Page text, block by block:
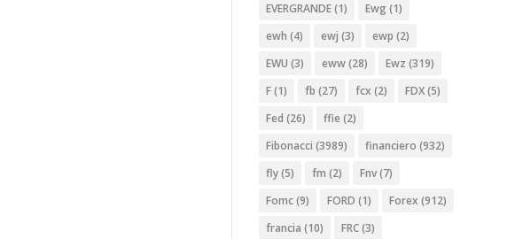
EVERGRANDE(1) Ewg (1)
ewh (4) ewj (3) ewp (2)
EWU (3) eww(28) Ewz (319)
F(1) fb (27) fcx (2) FDX(5)
Fed (26) ffie (2)
Fibonacci (3989) financiero (932)
fly(5) fm (2) Fnv(7)
Fomc(9) FORD (1) Forex (912)
francia (10) FRC(3)